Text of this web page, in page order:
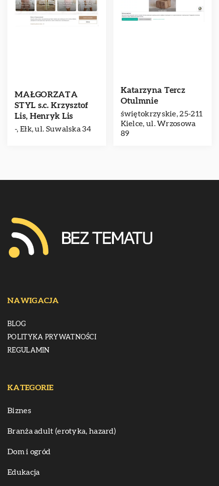
MAŁGORZATA
STYL s.c. Krzysztof
Lis, Henryk Lis
-, Ełk, ul. Suwalska 34
Katarzyna Tercz
Otulmnie
świętokrzyskie, 25-211
Kielce, ul. Wrzosowa
89
NAWIGACJA
BLOG
POLITYKA PRYWATNOŚCI
REGULAMIN
KATEGORIE
Biznes
Branża adult (erotyka, hazard)
Dom i ogród
Edukacja